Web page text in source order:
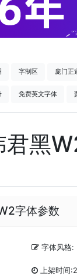
字制区 庞门正
免费英文字体
君黑
字体参数
字体风格:
上架时间